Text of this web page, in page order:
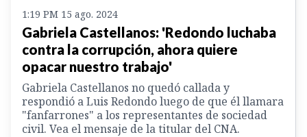
1:19 PM 15 ago. 2024
Gabriela Castellanos: 'Redondo luchaba
contra la corrupción, ahora quiere
opacar nuestro trabajo'
Gabriela Castellanos no quedó callada y
respondió a Luis Redondo luego de que él llamara
"fanfarrones" a los representantes de sociedad
civil. Vea el mensaje de la titular del CNA.